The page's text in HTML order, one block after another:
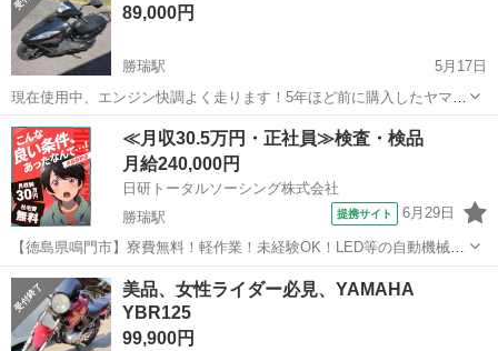
ます。 通勤、通学に大...
89,000円
勝瑞駅
5月17日
現在使用中、エンジン快調よく走ります！5年ほど前に購入したヤマハ
GTRX125です。2012年製、私が三人目で、今のカスタムはほぼ最初の
オーナーが全部です。 二人目は通勤用に購入しましたが、あまり使わ
なかったそうです。 私は...
徳島 板野郡 勝瑞駅 ヤマハ GTR
≪月収30.5万円・正社員≫検査・検品
月給240,000円
日研トータルソーシング株式会社
勝瑞駅
提携サイト 6月29日
【徳島県鳴門市】寮費無料！軽作業！未経験OK！LED等の自動機械加
工・検査・梱包・データ入力《お仕事No.NS0560》 お仕事について ス
マートフォンやパソコン、車などに使われるLED等の電子部品の製造
とそれに付帯する作...
徳島 鳴門市 勝瑞駅 その他
美品、女性ライダー必見、YAMAHA
YBR125
99,900円